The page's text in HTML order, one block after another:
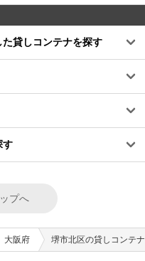
貸しコンテナを探す
す
プへ
大阪府 堺市北区の貸しコンテ